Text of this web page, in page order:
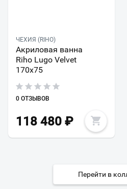
ЧЕХИЯ (RIHO)
Акриловая ванна
Riho Lugo Velvet
170x75
0 ОТЗЫВОВ
118 480 ₽
Перейти в